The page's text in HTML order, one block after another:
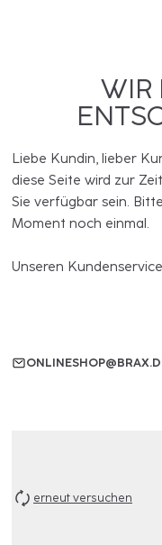
WIR
Liebe Kundin, lieber
diese Seite wird zur
Sie verfügbar sein.
Moment noch einmal.
Unseren
erneut versuchen